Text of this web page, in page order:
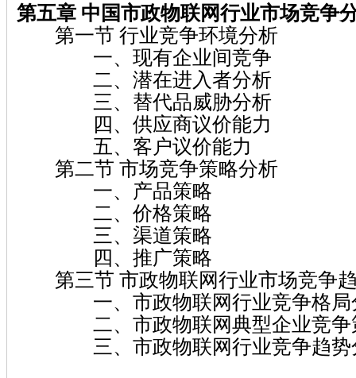
第五章 中国市政物联网行业市场竞争
第一节 行业竞争环境分析
一、现有企业间竞争
二、潜在进入者分析
三、替代品威胁分析
四、供应商议价能力
五、客户议价能力
第二节 市场竞争策略分析
一、产品策略
二、价格策略
三、渠道策略
四、推广策略
第三节 市政物联网行业市场竞争
一、市政物联网行业竞争格局
二、市政物联网典型企业竞争
三、市政物联网行业竞争趋势